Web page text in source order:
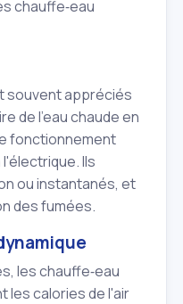
chauffe‑eau
souvent appréciés
de l'eau chaude en
fonctionnement
Ils
ou instantanés, et
des fumées.
les chauffe‑eau
les calories de l'air